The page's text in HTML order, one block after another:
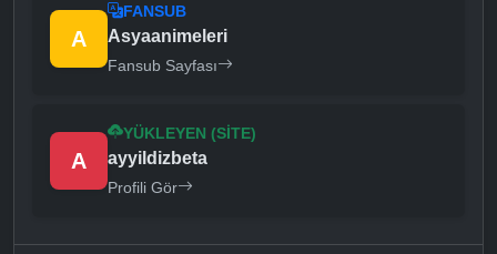
A
FANSUB
Asyaanimeleri
Fansub Sayfası
A
YÜKLEYEN (SITE)
ayyildizbeta
Profili Gör